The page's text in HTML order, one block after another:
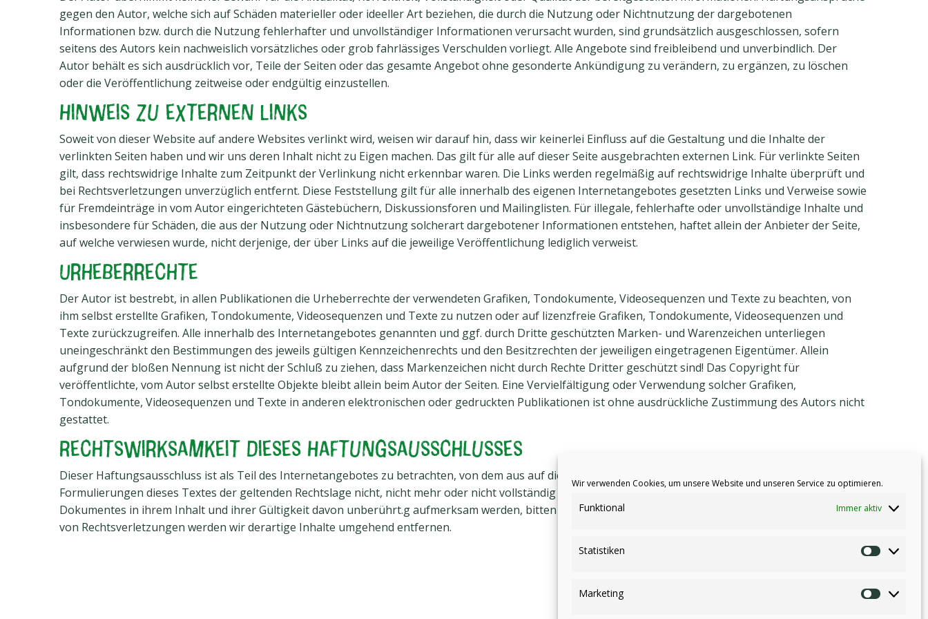
Wir verwenden Cookies, um unsere Website und unseren Service zu optimieren.
Funktional Immer aktiv
Statistiken
Marketing
gegen den Autor, welche sich auf Schäden materieller oder ideeller Art beziehen, die durch die Nutzung oder Nichtnutzung der dargebotenen
Informationen bzw. durch die Nutzung fehlerhafter und unvollständiger Informationen verursacht wurden, sind grundsätzlich ausgeschlossen, sofern
seitens des Autors kein nachweislich vorsätzliches oder grob fahrlässiges Verschulden vorliegt. Alle Angebote sind freibleibend und unverbindlich. Der
Autor behält es sich ausdrücklich vor, Teile der Seiten oder das gesamte Angebot ohne gesonderte Ankündigung zu verändern, zu ergänzen, zu löschen
oder die Veröffentlichung zeitweise oder endgültig einzustellen.
Hinweis zu externen Links
Soweit von dieser Website auf andere Websites verlinkt wird, weisen wir darauf hin, dass wir keinerlei Einfluss auf die Gestaltung und die Inhalte der
verlinkten Seiten haben und wir uns deren Inhalt nicht zu Eigen machen. Das gilt für alle auf dieser Seite ausgebrachten externen Link. Für verlinkte Seiten
gilt, dass rechtswidrige Inhalte zum Zeitpunkt der Verlinkung nicht erkennbar waren. Die Links werden regelmäßig auf rechtswidrige Inhalte überprüft und
bei Rechtsverletzungen unverzüglich entfernt. Diese Feststellung gilt für alle innerhalb des eigenen Internetangebotes gesetzten Links und Verweise sowie
für Fremdeinträge in vom Autor eingerichteten Gästebüchern, Diskussionsforen und Mailinglisten. Für illegale, fehlerhafte oder unvollständige Inhalte und
insbesondere für Schäden, die aus der Nutzung oder Nichtnutzung solcherart dargebotener Informationen entstehen, haftet allein der Anbieter der Seite,
auf welche verwiesen wurde, nicht derjenige, der über Links auf die jeweilige Veröffentlichung lediglich verweist.
Urheberrechte
Der Autor ist bestrebt, in allen Publikationen die Urheberrechte der verwendeten Grafiken, Tondokumente, Videosequenzen und Texte zu beachten, von
ihm selbst erstellte Grafiken, Tondokumente, Videosequenzen und Texte zu nutzen oder auf lizenzfreie Grafiken, Tondokumente, Videosequenzen und
Texte zurückzugreifen. Alle innerhalb des Internetangebotes genannten und ggf. durch Dritte geschützten Marken- und Warenzeichen unterliegen
uneingeschränkt den Bestimmungen des jeweils gültigen Kennzeichenrechts und den Besitzrechten der jeweiligen eingetragenen Eigentümer. Allein
aufgrund der bloßen Nennung ist nicht der Schluß zu ziehen, dass Markenzeichen nicht durch Rechte Dritter geschützt sind! Das Copyright für
veröffentlichte, vom Autor selbst erstellte Objekte bleibt allein beim Autor der Seiten. Eine Vervielfältigung oder Verwendung solcher Grafiken,
Tondokumente, Videosequenzen und Texte in anderen elektronischen oder gedruckten Publikationen ist ohne ausdrückliche Zustimmung des Autors nicht
gestattet.
Rechtswirksamkeit dieses Haftungsausschlusses
Dieser Haftungsausschluss ist als Teil des Internetangebotes zu betrachten, von dem aus auf diese Seite verwiesen wurde. Sofern Teile oder einzelne
Formulierungen dieses Textes der geltenden Rechtslage nicht, nicht mehr oder nicht vollständig entsprechen sollten, bleiben die übrigen Teile des
Dokumentes in ihrem Inhalt und ihrer Gültigkeit davon unberührt.g aufmerksam werden, bitten wir um einen entsprechenden Hinweis. Bei Bekanntwerden
von Rechtsverletzungen werden wir derartige Inhalte umgehend entfernen.